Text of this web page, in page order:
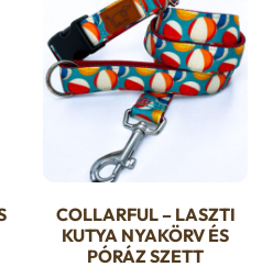
Ennek
a
COLLARFUL – LASZTI
KUTYA NYAKÖRV ÉS
PÓRÁZ SZETT